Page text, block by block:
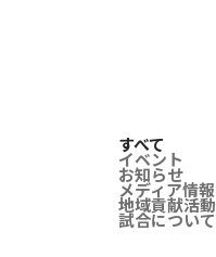
すべて
イベント
お知らせ
メディア情報
地域貢献活動
試合について